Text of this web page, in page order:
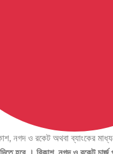
নগদ ও রকেট অথবা ব্যাংকের